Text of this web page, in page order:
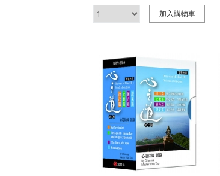
中會不斷噴出火燄的鬼王。他
身形枯瘦，面貌醜陋，喉嚨細
稱做「面然（燃）」。他之所
以會長成這個樣子，是因為生
前過於貪心且吝嗇，因而受到
報應，長年挨餓，不能進食。
為了解除他的痛苦，同時度化
所有飢餓如焚的餓鬼們，佛教
自古以來，便常常舉辦特定的
法會儀式，一方面施放食物，
一方面藉由諸佛菩薩的加持，
為其作法超度，如此類型的法
加入購物車